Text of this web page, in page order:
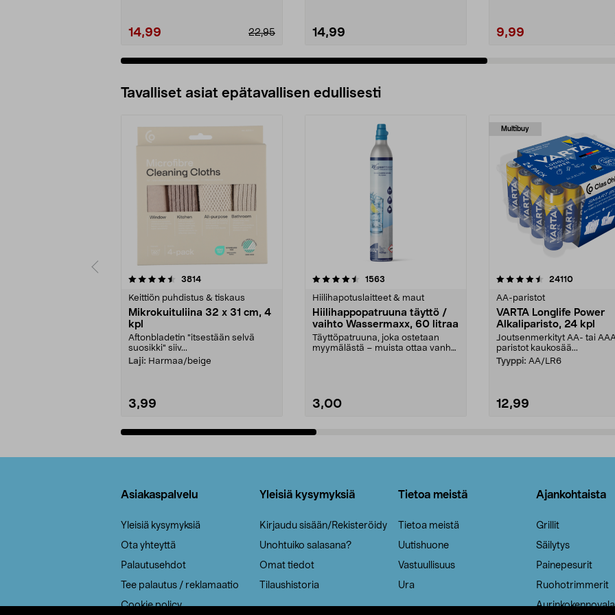
14,99 22,95 14,99 9,99
Tavalliset asiat epätavallisen edullisesti
3814arvostelut
Keittiön puhdistus & tiskaus
Mikrokuituliina 32 x 31 cm, 4
kpl
Aftonbladetin "itsestään selvä
suosikki" siiv...
Laji: Harmaa/beige
3,99
4.5viidestä
1563
Hiilihapotuslaitteet & maut
Hiilihappopatruuna täyttö /
vaihto Wassermaxx, 60 litraa
Täyttöpatruuna, joka ostetaan
myymälästä – muista ottaa vanha
3,00
Multibuy
4.5viidestä
24110arvostelut
AA-paristot
VARTA Longlife Power
Alkaliparisto, 24 kpl
Joutsenmerkityt AA- tai
paristot kaukosää...
Tyyppi: AA/LR6
12,99
4.5viidestä
Asiakaspalvelu
Yleisiä kysymyksiä
Ota yhteyttä
Palautusehdot
Tee palautus / reklamaatio
Cookie policy
Yleisiä kysymyksiä
Kirjaudu sisään/Rekisteröidy
Unohtuiko salasana?
Omat tiedot
Tilaushistoria
Tietoa meistä
Tietoa meistä
Uutishuone
Vastuullisuus
Ura
Ajankohtaista
Grillit
Säilytys
Painepesurit
Ruohotrimmerit